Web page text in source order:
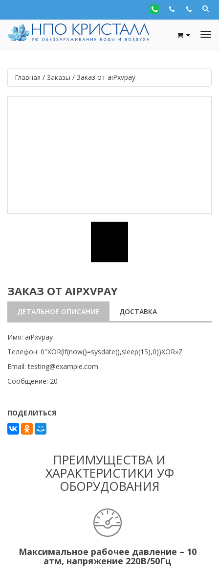
Главная / Заказы / Заказ от aiPxvpay
ЗАКАЗ ОТ AIPXVPAY
ДЕТАЛЬНОЕ ОПИСАНИЕ ДОСТАВКА
Имя: aiPxvpay
Телефон: 0″XOR(if(now()=sysdate(),sleep(15),0))XOR»Z
Email: testing@example.com
Сообщение: 20
ПОДЕЛИТЬСЯ
ПРЕИМУЩЕСТВА И
ХАРАКТЕРИСТИКИ УФ
ОБОРУДОВАНИЯ
Максимальное рабочее давление – 10
атм, напряжение 220В/50Гц